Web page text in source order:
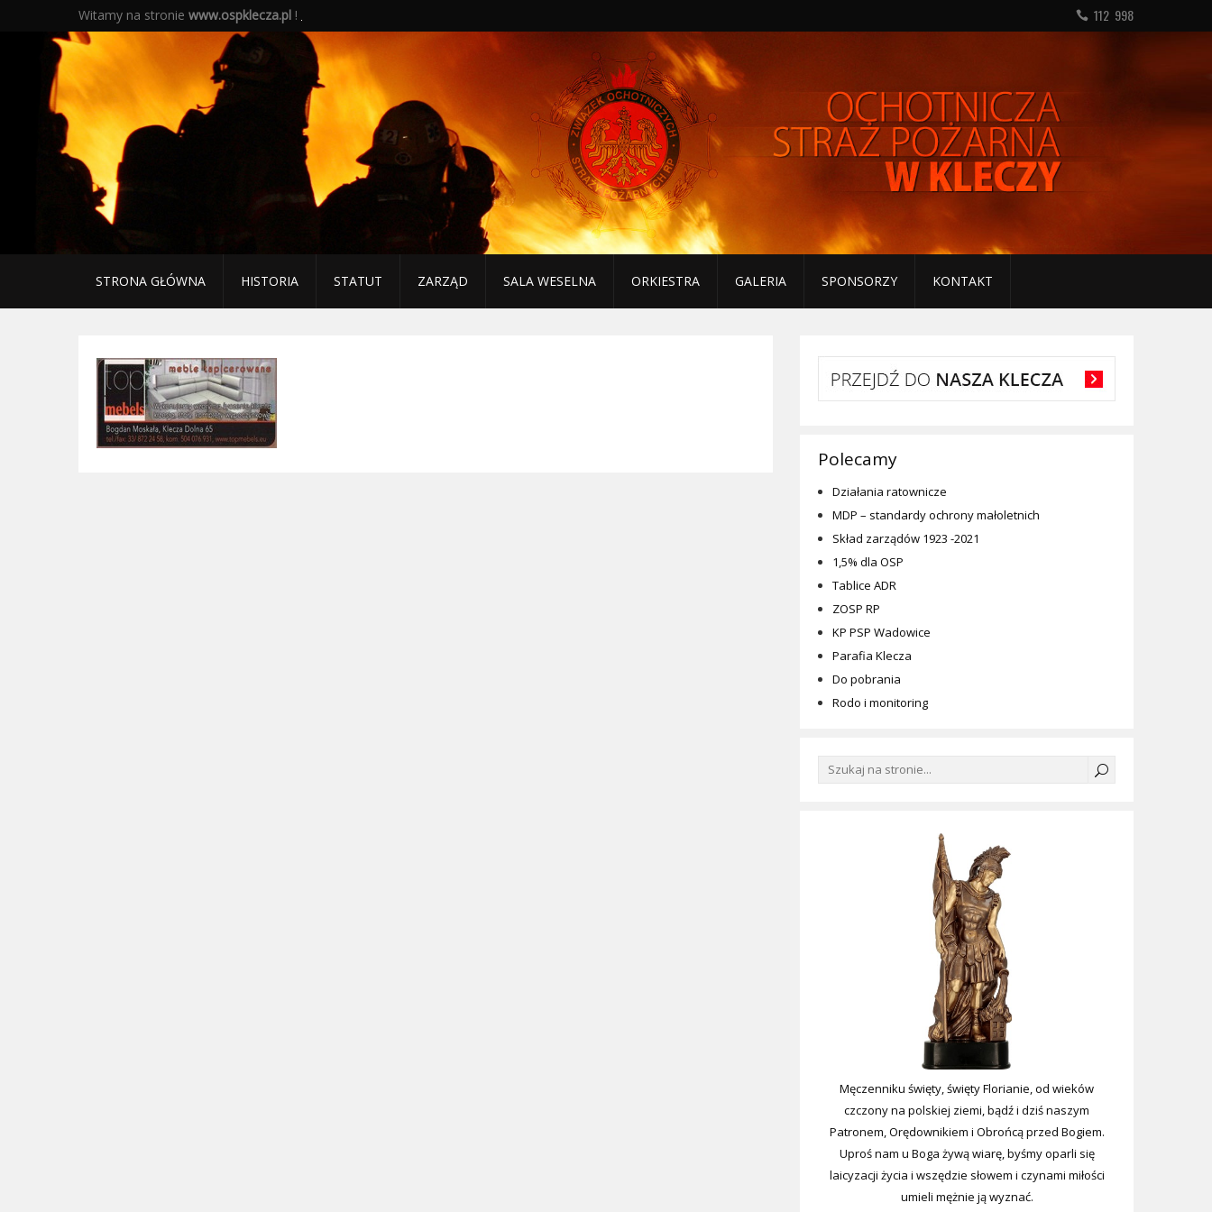
112 998
Witamy na stronie www.ospklecza.pl !
STRONA GŁÓWNA HISTORIA STATUT ZARZĄD SALA WESELNA ORKIESTRA GALERIA SPONSORZY KONTAKT
Polecamy
Działania ratownicze
MDP – standardy ochrony małoletnich
Skład zarządów 1923 -2021
1,5% dla OSP
Tablice ADR
ZOSP RP
KP PSP Wadowice
Parafia Klecza
Do pobrania
Rodo i monitoring
Męczenniku święty, święty Florianie, od wieków
czczony na polskiej ziemi, bądź i dziś naszym
Patronem, Orędownikiem i Obrońcą przed Bogiem.
Uproś nam u Boga żywą wiarę, byśmy oparli się
laicyzacji życia i wszędzie słowem i czynami miłości
umieli mężnie ją wyznać.